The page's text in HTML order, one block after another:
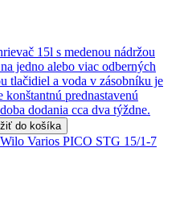
15l s medenou nádržou
jedno alebo viac odberných
tlačidiel a voda v zásobníku je
konštantnú prednastavenú
dodania cca dva týždne.
do košíka